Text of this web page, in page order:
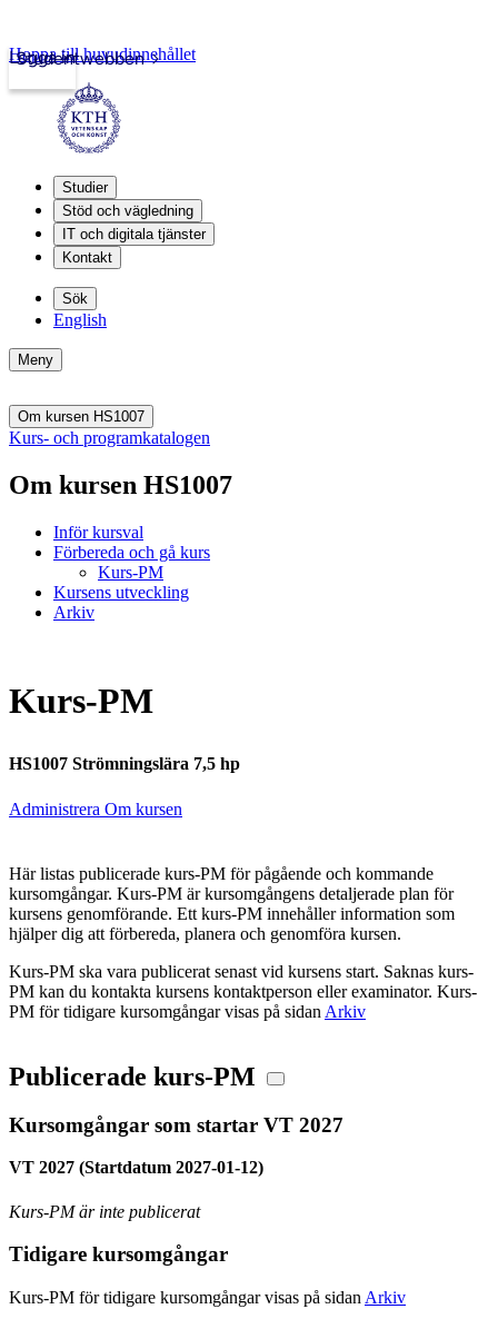
Studentwebben
Logga in
Hoppa till huvudinnehållet
Studier
Stöd och vägledning
IT och digitala tjänster
Kontakt
Sök
English
Meny
Om kursen HS1007
Kurs- och programkatalogen
Om kursen HS1007
Inför kursval
Förbereda och gå kurs
Kurs-PM
Kursens utveckling
Arkiv
Kurs-PM
HS1007 Strömningslära 7,5 hp
Administrera Om kursen
Här listas publicerade kurs-PM för pågående och kommande
kursomgångar. Kurs-PM är kursomgångens detaljerade plan för
kursens genomförande. Ett kurs-PM innehåller information som
hjälper dig att förbereda, planera och genomföra kursen.
Kurs-PM ska vara publicerat senast vid kursens start. Saknas kurs-
PM kan du kontakta kursens kontaktperson eller examinator. Kurs-
PM för tidigare kursomgångar visas på sidan Arkiv
Publicerade kurs-PM
Kursomgångar som startar VT 2027
VT 2027 (Startdatum 2027-01-12)
Kurs-PM är inte publicerat
Tidigare kursomgångar
Kurs-PM för tidigare kursomgångar visas på sidan Arkiv